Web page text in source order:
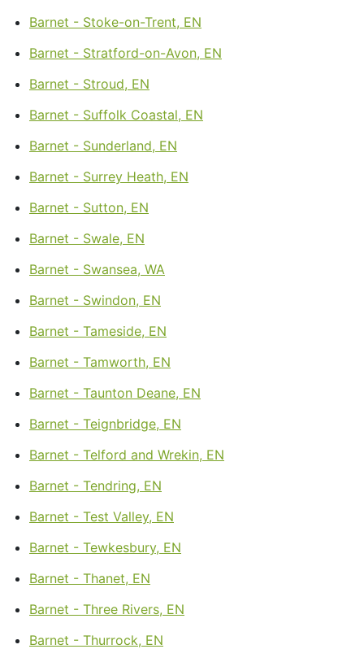
Barnet - Stoke-on-Trent, EN
Barnet - Stratford-on-Avon, EN
Barnet - Stroud, EN
Barnet - Suffolk Coastal, EN
Barnet - Sunderland, EN
Barnet - Surrey Heath, EN
Barnet - Sutton, EN
Barnet - Swale, EN
Barnet - Swansea, WA
Barnet - Swindon, EN
Barnet - Tameside, EN
Barnet - Tamworth, EN
Barnet - Taunton Deane, EN
Barnet - Teignbridge, EN
Barnet - Telford and Wrekin, EN
Barnet - Tendring, EN
Barnet - Test Valley, EN
Barnet - Tewkesbury, EN
Barnet - Thanet, EN
Barnet - Three Rivers, EN
Barnet - Thurrock, EN